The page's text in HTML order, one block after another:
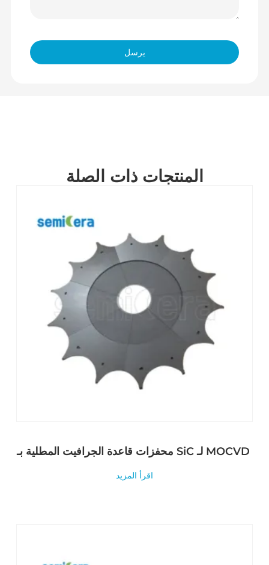
يرسل
المنتجات ذات الصلة
محفزات قاعدة الجرافيت المطلية بـ SiC لـ MOCVD
اقرأ المزيد